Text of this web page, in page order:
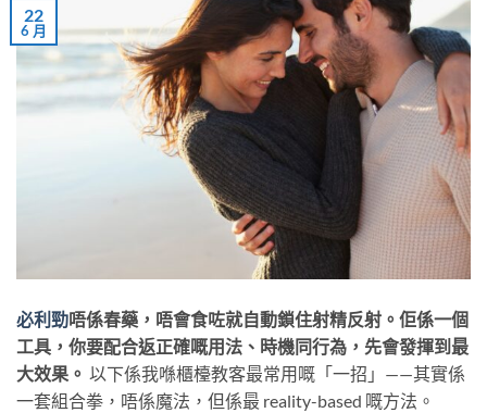
22
6 月
必利勁唔係春藥，唔會食咗就自動鎖住射精反射。佢係一個
工具，你要配合返正確嘅用法、時機同行為，先會發揮到最
大效果。 ​ 以下係我喺櫃檯教客最常用嘅「一招」——其實係
一套組合拳，唔係魔法，但係最 reality-based 嘅方法。